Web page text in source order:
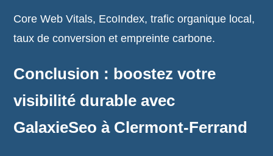
Core Web Vitals, EcoIndex, trafic organique local,
taux de conversion et empreinte carbone.
Conclusion : boostez votre
visibilité durable avec
GalaxieSeo à Clermont-Ferrand